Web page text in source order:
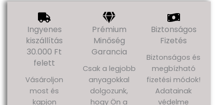
Ingyenes
kiszállítás
30.000 Ft
felett
Vásároljon
most és
kapjon
Prémium
Minőség
Garancia
Csak a legjobb
anyagokkal
dolgozunk,
hogy Ön a
Biztonságos
Fizetés
Biztonságos és
megbízható
fizetési módok!
Adatainak
védelme